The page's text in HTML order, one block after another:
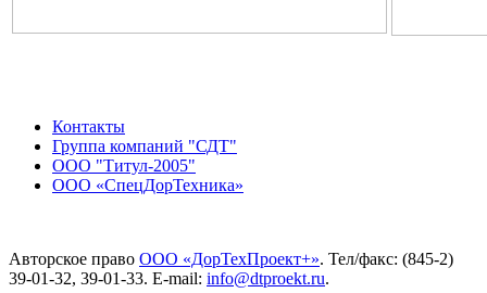
Контакты
Группа компаний "СДТ"
ООО "Титул-2005"
ООО «СпецДорТехника»
Авторское право ООО «ДорТехПроект+». Тел/факс: (845-2)
39-01-32, 39-01-33. E-mail: info@dtproekt.ru.